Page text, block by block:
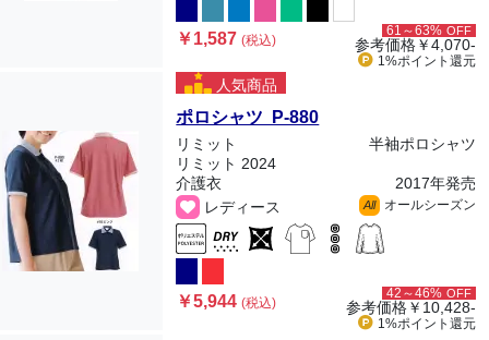
￥1,587(税込)
61～63% OFF
参考価格￥4,070-
1%ポイント 還元
人気商品
ポロシャツ P-880
リミット
半袖ポロシャツ
リミット 2024
介護衣
2017年発売
レディース
All オールシーズン
￥5,944(税込)
42～46% OFF
参考価格￥10,428-
1%ポイント 還元